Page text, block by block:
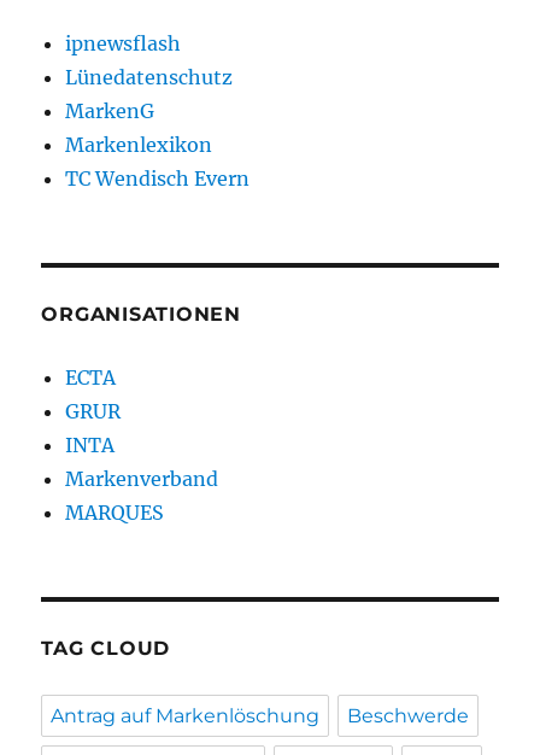
ipnewsflash
Lünedatenschutz
MarkenG
Markenlexikon
TC Wendisch Evern
ORGANISATIONEN
ECTA
GRUR
INTA
Markenverband
MARQUES
TAG CLOUD
Antrag auf Markenlöschung Beschwerde